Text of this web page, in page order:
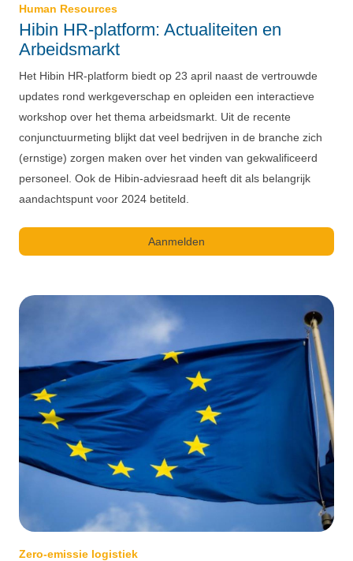
Human Resources
Hibin HR-platform: Actualiteiten en
Arbeidsmarkt
Het Hibin HR-platform biedt op 23 april naast de vertrouwde
updates rond werkgeverschap en opleiden een interactieve
workshop over het thema arbeidsmarkt. Uit de recente
conjunctuurmeting blijkt dat veel bedrijven in de branche zich
(ernstige) zorgen maken over het vinden van gekwalificeerd
personeel. Ook de Hibin-adviesraad heeft dit als belangrijk
aandachtspunt voor 2024 betiteld.
Aanmelden
Zero-emissie logistiek